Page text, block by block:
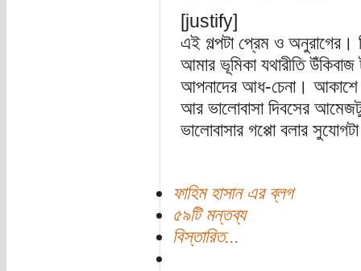
[justify]
এই গল্পটা প্রেম ও
আমার ভূমিকা যথারীতি
আপনাদের আধ-চেনা। আকাশে
আর ভালোবাসা দিবসের
ভালোবাসার গপ্পো বলার
ফাহিম হাসান এর ব্লগ
৫৯টি মন্তব্য
বিস্তারিত...